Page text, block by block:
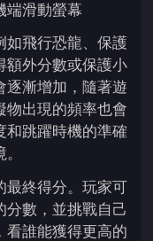
端滑動螢幕
如飛行恐龍、保護
額外分數或保護小
逐漸增加，隨著遊
物出現的頻率也會
和跳躍時機的準確
最終得分。玩家可
分數，並挑戰自己
看誰能獲得更高的